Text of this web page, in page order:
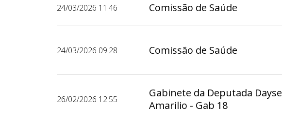
24/03/2026 11:46 Comissão de Saúde
24/03/2026 09:28 Comissão de Saúde
26/02/2026 12:55
Gabinete da Deputada Dayse
Amarilio - Gab 18